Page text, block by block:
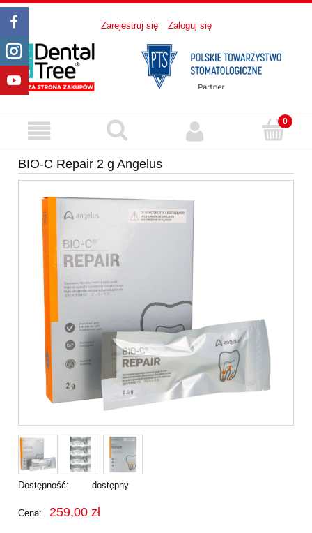
Zarejestruj się Zaloguj się
BIO-C Repair 2 g Angelus
Dostępność: dostępny
Cena: 259,00 zł